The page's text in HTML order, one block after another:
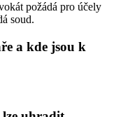
požádá pro účely
soud.
a kde jsou k